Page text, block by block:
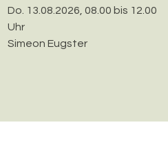
Do. 13.08.2026, 08.00 bis 12.00
Uhr
Simeon Eugster